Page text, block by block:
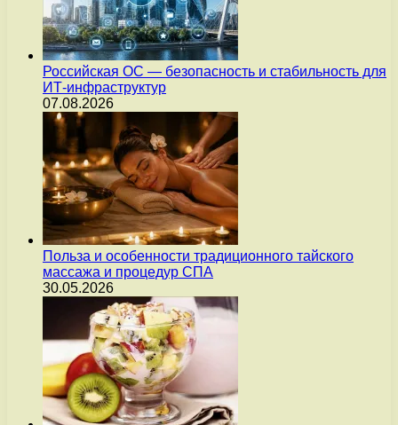
Российская ОС — безопасность и стабильность для
ИТ-инфраструктур
07.08.2026
Польза и особенности традиционного тайского
массажа и процедур СПА
30.05.2026